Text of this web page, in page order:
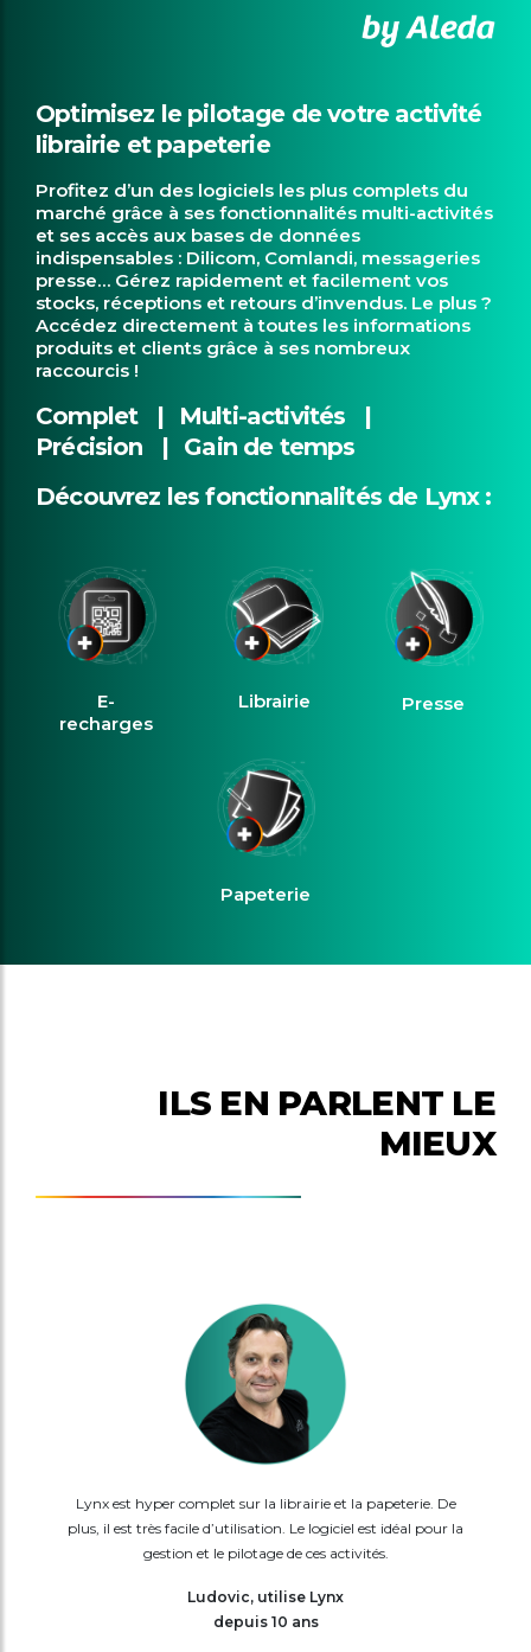
Optimisez le pilotage de votre activité
librairie et papeterie
Profitez d’un des logiciels les plus complets du
marché grâce à ses fonctionnalités multi-activités
et ses accès aux bases de données
indispensables : Dilicom, Comlandi, messageries
presse… Gérez rapidement et facilement vos
stocks, réceptions et retours d’invendus. Le plus ?
Accédez directement à toutes les informations
produits et clients grâce à ses nombreux
raccourcis !
Complet |
Multi-activités |
Précision | Gain de temps
Découvrez les fonctionnalités de Lynx :
E-
recharges
Librairie Presse
Papeterie
ILS EN PARLENT LE
MIEUX
Lynx est hyper complet sur la librairie et la papeterie. De
plus, il est très facile d’utilisation. Le logiciel est idéal pour la
gestion et le pilotage de ces activités.
Ludovic, utilise Lynx
depuis 10 ans